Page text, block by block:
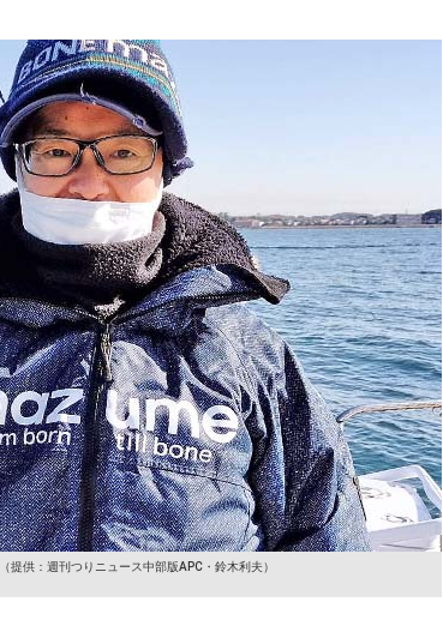
（提供：週刊つりニュース中部版APC・鈴木利夫）